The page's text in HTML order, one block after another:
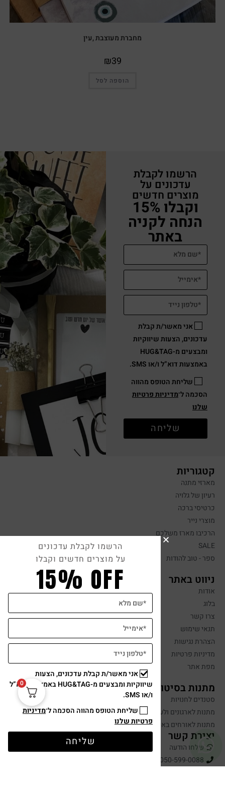
מחברת מעוצבת ,עין
₪39
הוספה לסל
הרשמו לקבלת
עדכונים על
מוצרים חדשים
וקבלו 15%
הנחה לקניה
באתר
אני מאשר/ת קבלת
עדכונים, הצעות שיווקיות
ומבצעים מ-HUG&TAG
באמצעות דוא”ל ו/או SMS.
שליחת הטופס מהווה
הסכמה ל־מדיניות פרטיות
שלנו
שליחה
קטגוריות
מארזי מתנה
רעיון של גלויה
כרטיסי ברכה
מוצרי נייר
הרכיבו מארז משלכם
SALE
ספר - טוב להודות
ניווט באתר
אודות
בלוג
צרו קשר
תנאי שימוש
הצהרת נגישות
מדיניות פרטיות
מפת אתר
מתנות בסיטונאות
סטנדים לחנויות
מתנות לארגונים ולעובדים
מתנות לאורחים באירועים
יצירת קשר
שלחו הודעה
050-599-0088
0
הרשמו לקבלת עדכונים
על מוצרים חדשים וקבלו
15% OFF
אני מאשר/ת קבלת עדכונים, הצעות
שיווקיות ומבצעים מ-HUG&TAG באמצעות דוא”ל
ו/או SMS.
שליחת הטופס מהווה הסכמה ל־מדיניות
פרטיות שלנו
שליחה